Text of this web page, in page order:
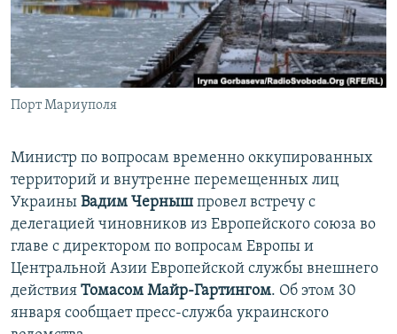
ПОБЕДИТЕЛЕЙ НЕ СУДЯТ?
КРЫМ.НЕПОКОРЕННЫЙ
ELIFBE
УКРАИНСКАЯ ПРОБЛЕМА КРЫМА
ПРИСОЕДИНЯЙТЕСЬ!
Порт Мариуполя
Министр по вопросам временно оккупированных
территорий и внутренне перемещенных лиц
Украины Вадим Черныш провел встречу с
делегацией чиновников из Европейского союза во
главе с директором по вопросам Европы и
Центральной Азии Европейской службы внешнего
действия Томасом Майр-Гартингом. Об этом 30
января сообщает пресс-служба украинского